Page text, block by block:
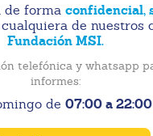
de forma confidencial,
de nuestros
Fundación MSI.
telefónica y whatsapp
informes:
de 07:00 a